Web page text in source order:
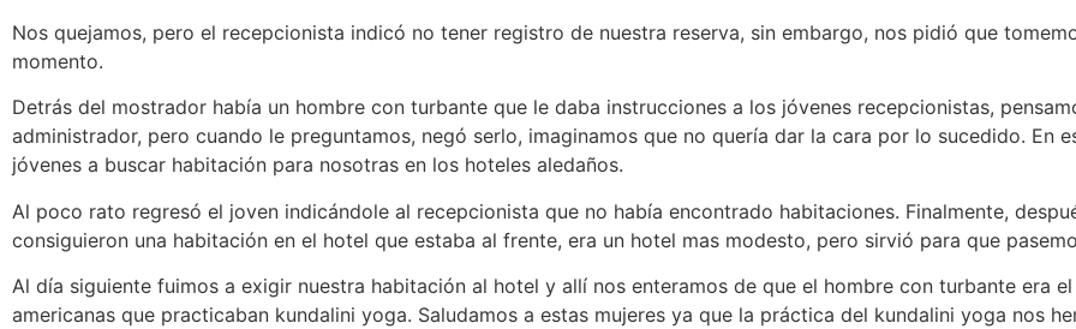
Nos quejamos, pero el recepcionista indicó no tener registro de nuestra reserva, sin embargo, nos pidió que
momento.
Detrás del mostrador había un hombre con turbante que le daba instrucciones a los jóvenes recepcionistas,
administrador, pero cuando le preguntamos, negó serlo, imaginamos que no quería dar la cara por lo sucedido. En
jóvenes a buscar habitación para nosotras en los hoteles aledaños.
Al poco rato regresó el joven indicándole al recepcionista que no había encontrado habitaciones. Finalmente,
consiguieron una habitación en el hotel que estaba al frente, era un hotel mas modesto, pero sirvió para que
Al día siguiente fuimos a exigir nuestra habitación al hotel y allí nos enteramos de que el hombre con turbante era
americanas que practicaban kundalini yoga. Saludamos a estas mujeres ya que la práctica del kundalini yoga nos